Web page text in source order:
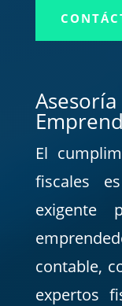
Asesoría
El
fiscales
exigente
contable,
expertos